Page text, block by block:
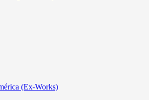
(Ex-Works)